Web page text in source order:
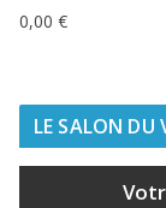
0,00 €
LE SALON DU